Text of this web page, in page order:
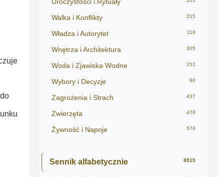
Walka i Konflikty 215
Władza i Autorytet 118
Wnętrza i Architektura 305
Woda i Zjawiska Wodne 151
Wybory i Decyzje 90
Zagrożenia i Strach 437
Zwierzęta 478
Żywność i Napoje 574
Sennik alfabetycznie 8515